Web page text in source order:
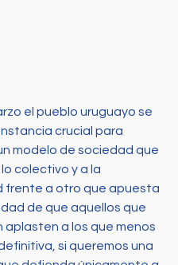
el pueblo uruguayo se
crucial para
modelo de sociedad que
colectivo y a la
frente a otro que apuesta
de que aquellos que
aplasten a los que menos
si queremos una